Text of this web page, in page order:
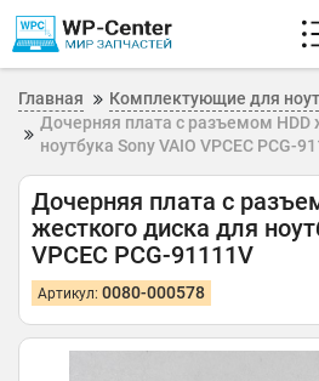
Главная Комплектующие для
Дочерняя плата с разъемом HDD
ноутбука Sony VAIO VPCEC PCG-
Дочерняя плата с
жесткого диска для
VPCEC PCG-91111V
Артикул: 0080-000578